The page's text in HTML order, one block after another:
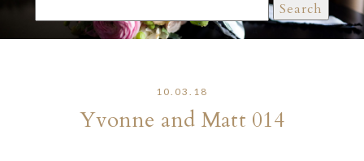
for:
10.03.18
Yvonne and Matt 014